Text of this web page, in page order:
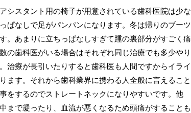
シスタント用の椅子が用意されている歯科医院は少な
ぱなしで足がパンパンになります。冬は帰りのブーツ
。あまりに立ちっぱなしすぎて踵の裏部分がすごく痛
の歯科医がいる場合はそれぞれ同じ治療でも多少やり
治療が長引いたりすると歯科医も人間ですからイライ
ます。それから歯科業界に携わる人全般に言えること
をするのでストレートネックになりやすいです。他
まで凝ったり、血流が悪くなるため頭痛がすることも